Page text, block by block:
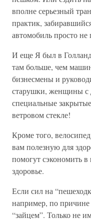
вполне серьезный
практик,
автомобиль просто не
И еще Я был в
там больше, чем
бизнесмены и
старушки, женщины с
специальные
ветровом стекле!
Кроме того,
вам полезную для
помогут сэкономить
здоровье.
Если сил на
например, по причине
“зайцем”. Только не